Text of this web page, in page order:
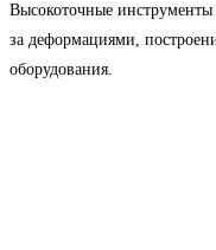
Высокоточные
за деформациями,
оборудования.